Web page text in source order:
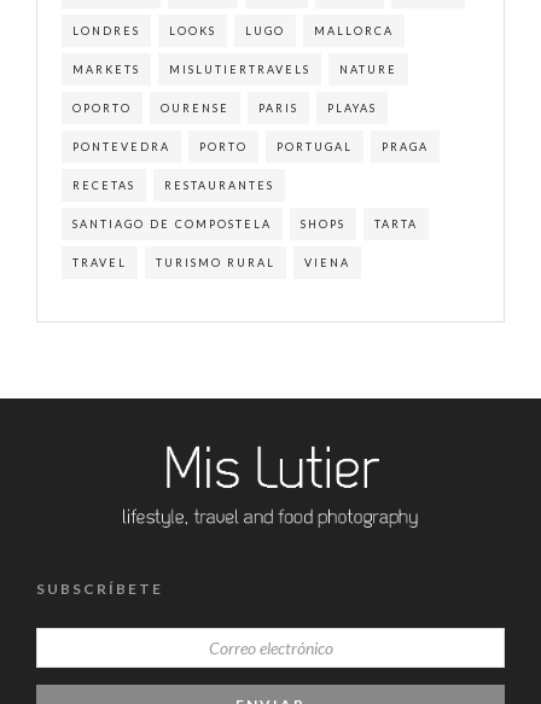
LONDRES LOOKS LUGO MALLORCA
MARKETS MISLUTIERTRAVELS NATURE
OPORTO OURENSE PARIS PLAYAS
PONTEVEDRA PORTO PORTUGAL PRAGA
RECETAS RESTAURANTES
SANTIAGO DE COMPOSTELA SHOPS TARTA
TRAVEL TURISMO RURAL VIENA
SUBSCRÍBETE